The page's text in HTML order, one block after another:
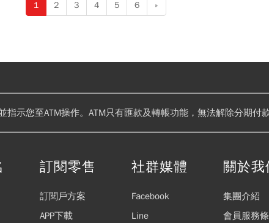
1 2 3 4 5 6 »
指示您至ATM操作。ATM只有匯款及轉帳功能，無法解除分期
訂閱零售
訂閱戶方案
APP下載
社群媒體
Facebook
Line
關於我
集團介紹
會員服務